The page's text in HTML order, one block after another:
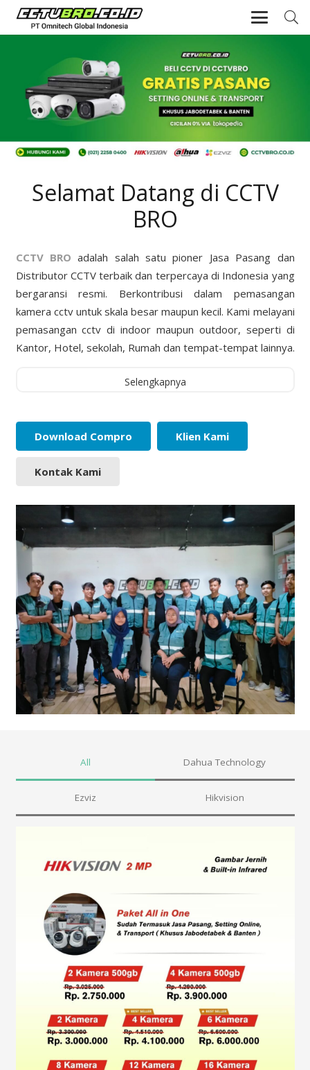
Selamat Datang di CCTV
BRO
CCTV BRO adalah salah satu pioner Jasa Pasang dan
Distributor CCTV terbaik dan terpercaya di Indonesia yang
bergaransi resmi. Berkontribusi dalam pemasangan
kamera cctv untuk skala besar maupun kecil. Kami melayani
pemasangan cctv di indoor maupun outdoor, seperti di
Kantor, Hotel, sekolah, Rumah dan tempat-tempat lainnya.
Selengkapnya
Download Compro Klien Kami
Kontak Kami
All Dahua Technology
Ezviz Hikvision